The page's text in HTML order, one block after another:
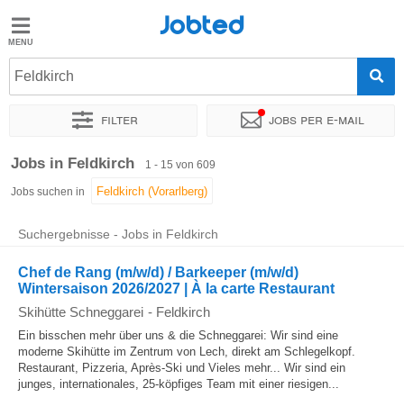
Jobted
Jobs
Jobted
Feldkirch
Filter Jobs per e-mail
Sortieren nach Genauer Standort
Jobs in Feldkirch 1 - 15 von 609
Jobs suchen in
Suchergebnisse - Jobs in Feldkirch
Chef de Rang (m/w/d) / Barkeeper (m/w/d)
Wintersaison 2026/2027 | À la carte Restaurant
Skihütte Schneggarei - Feldkirch
Ein bisschen mehr über uns & die Schneggarei: Wir sind eine
moderne Skihütte im Zentrum von Lech, direkt am Schlegelkopf.
Restaurant, Pizzeria, Après-Ski und Vieles mehr... Wir sind ein
junges, internationales, 25-köpfiges Team mit einer riesigen...